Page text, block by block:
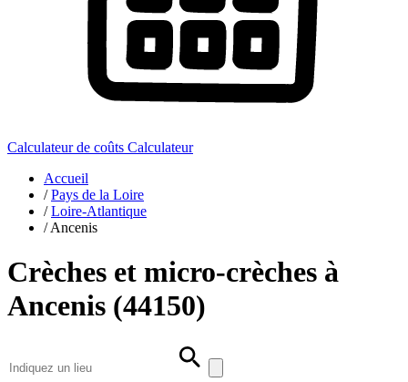
Calculateur de coûts Calculateur
Accueil
/ Pays de la Loire
/ Loire-Atlantique
/ Ancenis
Crèches et micro-crèches à
Ancenis (44150)